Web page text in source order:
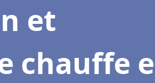
et
chauffe